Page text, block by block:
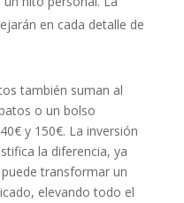
en cada detalle de
también suman al
o un bolso
y 150€. La inversión
la diferencia, ya
transformar un
elevando todo el